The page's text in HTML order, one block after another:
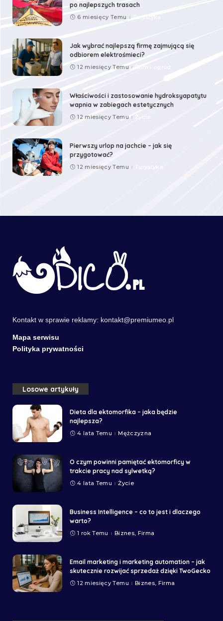
po najlepszych trasach
6 miesięcy Temu Turystyka
Jak wybrać najlepszą firmę zajmującą się
odbiorem elektrośmieci?
12 miesięcy Temu Dom i ogród
Właściwości i zastosowanie hydroksyapatytu
wapnia w zabiegach estetycznych
12 miesięcy Temu
Pierwszy urlop na jachcie – jak się
przygotować?
12 miesięcy Temu
Kontakt w sprawie reklamy: kontakt@premiumeo.pl
Mapa serwisu
Polityka prywatności
Losowe artykuły
Dieta dla ektomorfika – jaka będzie
najlepsza?
4 lata Temu Mężczyzna
O czym powinni pamiętać ektomorficy w
trakcie pracy nad sylwetką?
4 lata Temu Życie
Business Intelligence – co to jest i dlaczego
warto?
1 rok Temu Biznes, Firma
Email marketing i marketing automation – jak
skutecznie rozwijać sprzedaż dzięki TwoGecko
12 miesięcy Temu Biznes, Firma